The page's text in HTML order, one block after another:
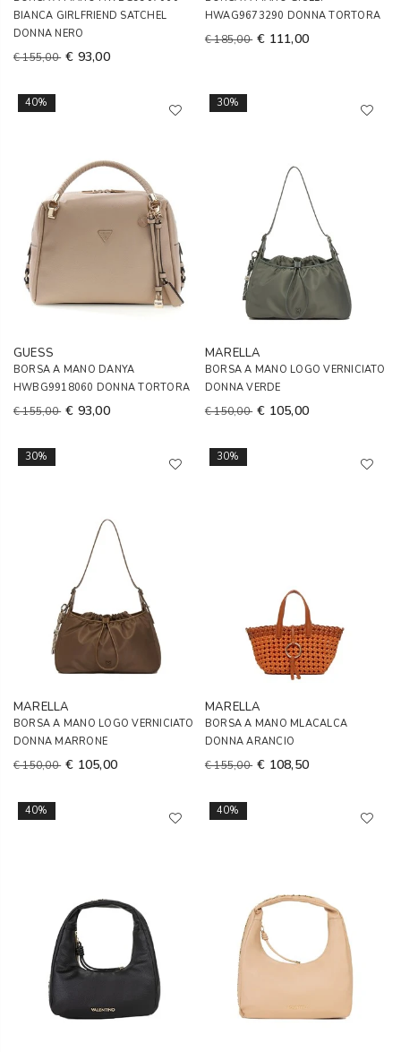
BIANCA GIRLFRIEND SATCHEL
DONNA NERO
€ 155,00 € 93,00
HWAG9673290 DONNA TORTORA
€ 185,00 € 111,00
40%
GUESS
BORSA A MANO DANYA
HWBG9918060 DONNA TORTORA
€ 155,00 € 93,00
30%
MARELLA
BORSA A MANO LOGO VERNICIATO
DONNA VERDE
€ 150,00 € 105,00
30%
MARELLA
BORSA A MANO LOGO VERNICIATO
DONNA MARRONE
€ 150,00 € 105,00
30%
MARELLA
BORSA A MANO MLACALCA
DONNA ARANCIO
€ 155,00 € 108,50
40% 40%